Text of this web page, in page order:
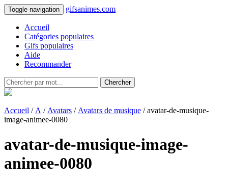
Toggle navigation gifsanimes.com
Accueil
Catégories populaires
Gifs populaires
Aide
Recommander
Chercher
Accueil / A / Avatars / Avatars de musique / avatar-de-musique-
image-animee-0080
avatar-de-musique-image-
animee-0080